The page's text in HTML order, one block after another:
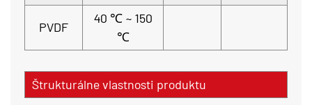
PVDF
40 ℃ ~ 150
℃
Štrukturálne vlastnosti produktu